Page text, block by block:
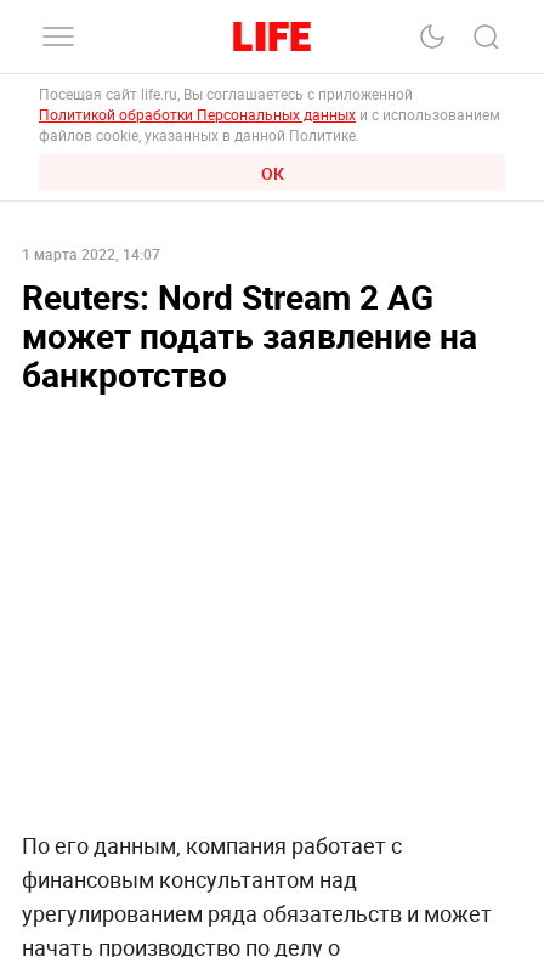
Посещая сайт life.ru, Вы соглашаетесь с приложенной
Политикой обработки Персональных данных и с использованием
файлов cookie, указанных в данной Политике.
ОК
1 марта 2022, 14:07
Reuters: Nord Stream 2 AG
может подать заявление на
банкротство
По его данным, компания работает с
финансовым консультантом над
урегулированием ряда обязательств и может
начать производство по делу о